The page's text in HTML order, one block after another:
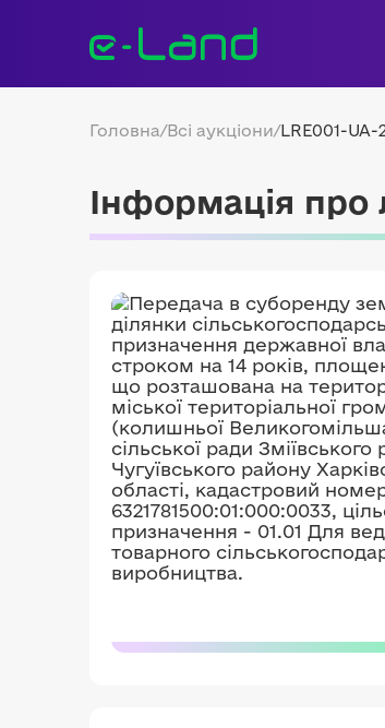
Головна/Всі аукціони/LRE001-UA-
Інформація про